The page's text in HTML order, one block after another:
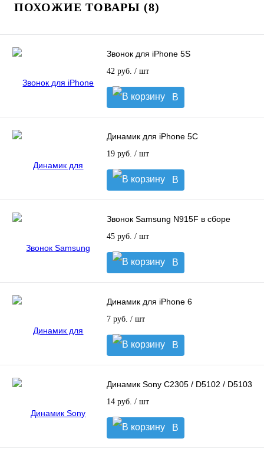
ПОХОЖИЕ ТОВАРЫ (8)
Звонок для iPhone 5S
42 руб. / шт
В
корзину
Динамик для iPhone 5C
19 руб. / шт
В
корзину
Звонок Samsung N915F в сборе
45 руб. / шт
В
корзину
Динамик для iPhone 6
7 руб. / шт
В
корзину
Динамик Sony C2305 / D5102 / D5103
14 руб. / шт
В
корзину